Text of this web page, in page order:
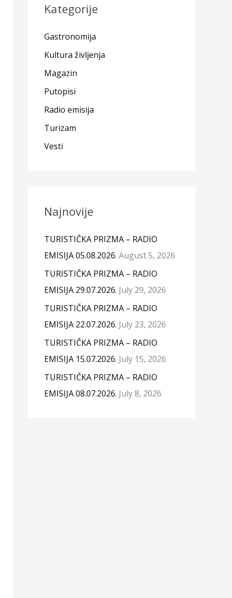
Kategorije
Gastronomija
Kultura življenja
Magazin
Putopisi
Radio emisija
Turizam
Vesti
Najnovije
TURISTIČKA PRIZMA – RADIO
EMISIJA 05.08.2026. August 5, 2026
TURISTIČKA PRIZMA – RADIO
EMISIJA 29.07.2026. July 29, 2026
TURISTIČKA PRIZMA – RADIO
EMISIJA 22.07.2026. July 23, 2026
TURISTIČKA PRIZMA – RADIO
EMISIJA 15.07.2026. July 15, 2026
TURISTIČKA PRIZMA – RADIO
EMISIJA 08.07.2026. July 8, 2026